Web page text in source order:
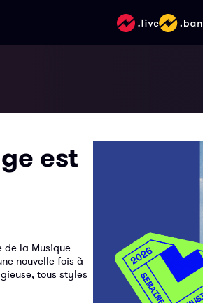
est
de la Musique
nouvelle fois à
tous styles